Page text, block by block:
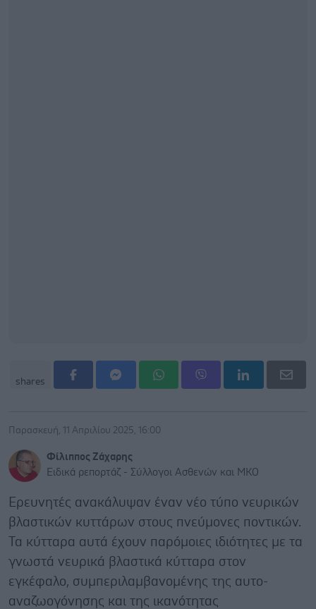
shares
Παρασκευή, 11 Απριλίου 2025, 16:00
Φίλιππος Ζάχαρης
Ειδικά ρεπορτάζ - Σύλλογοι Ασθενών και ΜΚΟ
Ερευνητές ανακάλυψαν έναν νέο τύπο νευρικών
βλαστικών κυττάρων στους πνεύμονες ποντικών.
Τα κύτταρα αυτά έχουν παρόμοιες ιδιότητες με τα
γνωστά νευρικά βλαστικά κύτταρα στον
εγκέφαλο, συμπεριλαμβανομένης της αυτο-
αναζωογόνησης και της ικανότητας